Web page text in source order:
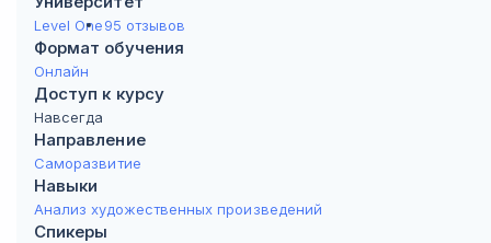
Level One95 отзывов
Формат обучения
Онлайн
Доступ к курсу
Навсегда
Направление
Саморазвитие
Навыки
Анализ художественных произведений
Спикеры